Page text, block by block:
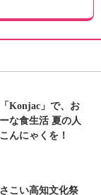
Konjac」で、お
な食生活 夏の人
んにゃくを！
こい高知文化祭